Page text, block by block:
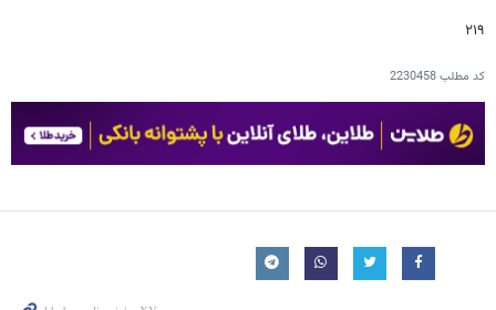
۲۱۹
کد مطلب2230458